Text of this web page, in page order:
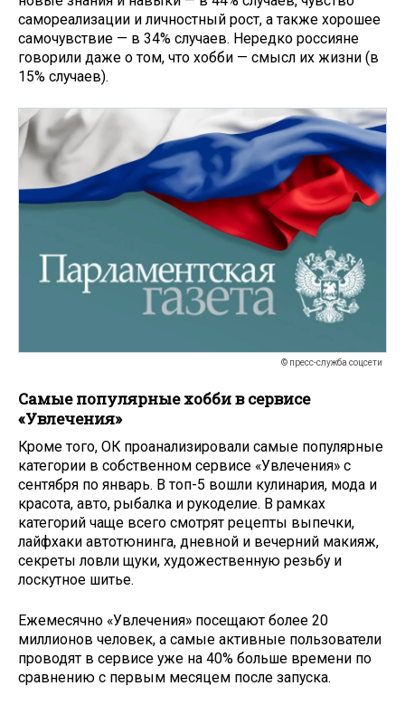
самореализации и личностный рост, а также хорошее
самочувствие — в 34% случаев. Нередко россияне
говорили даже о том, что хобби — смысл их жизни (в
15% случаев).
© пресс-служба соцсети
Самые популярные хобби в сервисе
«Увлечения»
Кроме того, ОК проанализировали самые популярные
категории в собственном сервисе «Увлечения» с
сентября по январь. В топ-5 вошли кулинария, мода и
красота, авто, рыбалка и рукоделие. В рамках
категорий чаще всего смотрят рецепты выпечки,
лайфхаки автотюнинга, дневной и вечерний макияж,
секреты ловли щуки, художественную резьбу и
лоскутное шитье.
Ежемесячно «Увлечения» посещают более 20
миллионов человек, а самые активные пользователи
проводят в сервисе уже на 40% больше времени по
сравнению с первым месяцем после запуска.